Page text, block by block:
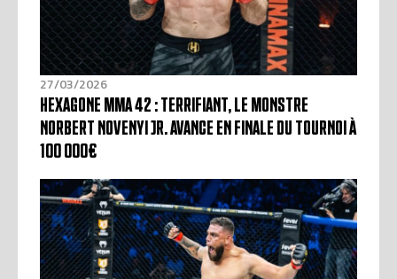
27/03/2026
HEXAGONE MMA 42 : TERRIFIANT, LE MONSTRE
NORBERT NOVENYI JR. AVANCE EN FINALE DU TOURNOI À
100 000€